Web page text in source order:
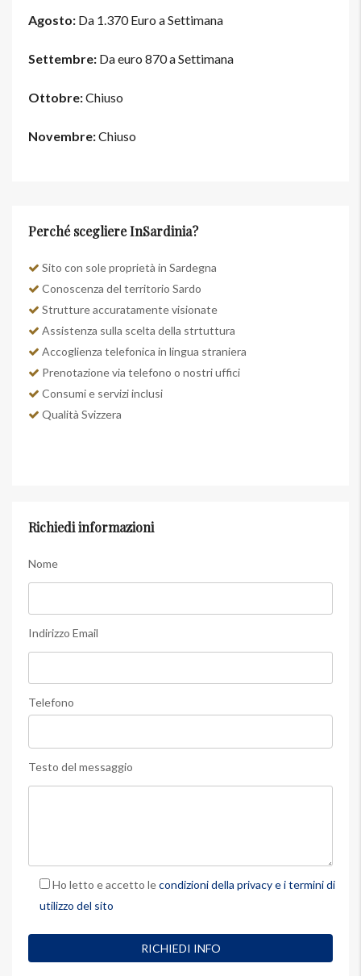
Agosto: Da 1.370 Euro a Settimana
Settembre: Da euro 870 a Settimana
Ottobre:Chiuso
Novembre:Chiuso
Perché scegliere InSardinia?
Sito con sole proprietà in Sardegna
Conoscenza del territorio Sardo
Strutture accuratamente visionate
Assistenza sulla scelta della strtuttura
Accoglienza telefonica in lingua straniera
Prenotazione via telefono o nostri uffici
Consumi e servizi inclusi
Qualità Svizzera
Richiedi informazioni
Nome
Indirizzo Email
Telefono
Testo del messaggio
Ho letto e accetto lecondizioni della privacy e i termini di
utilizzo del sito